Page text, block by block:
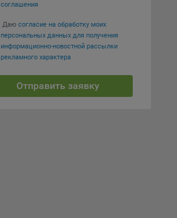
соглашения
Даю согласие на обработку моих
персональных данных для получения
информационно-новостной рассылки
рекламного характера
Отправить заявку